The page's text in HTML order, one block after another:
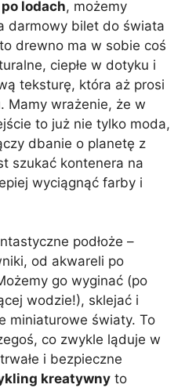
lodach, możemy
darmowy bilet do świata
drewno ma w sobie coś
ciepłe w dotyku i
teksturę, która aż prosi
Mamy wrażenie, że w
to już nie tylko moda,
dbanie o planetę z
szukać kontenera na
wyciągnąć farby i
podłoże –
od akwareli po
go wyginać (po
wodzie!), sklejać i
miniaturowe światy. To
co zwykle ląduje w
i bezpieczne
kreatywny to